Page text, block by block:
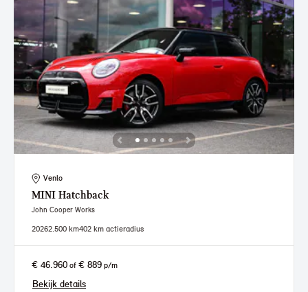
Venlo
MINI Hatchback
John Cooper Works
20262.500 km402 km actieradius
€ 46.960 of € 889 p/m
Bekijk details